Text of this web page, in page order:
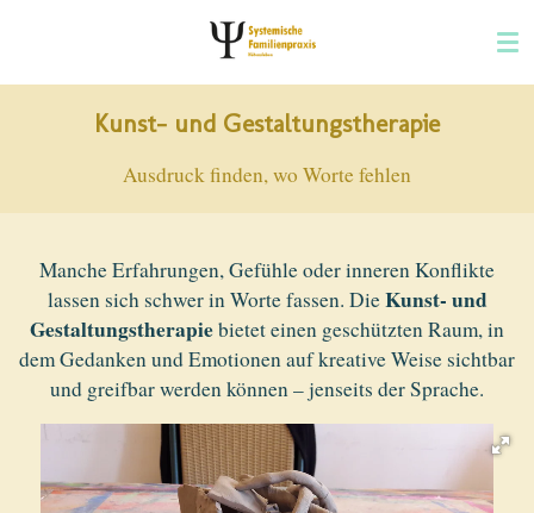
springen
Kunst- und Gestaltungstherapie
Ausdruck finden, wo Worte fehlen
Manche Erfahrungen, Gefühle oder inneren Konflikte
lassen sich schwer in Worte fassen. DieKunst- und
Gestaltungstherapiebietet einen geschützten Raum, in
dem Gedanken und Emotionen auf kreative Weise sichtbar
und greifbar werden können – jenseits der Sprache.